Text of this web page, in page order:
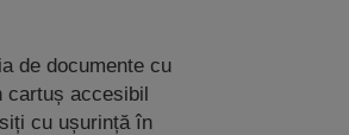
de documente cu
cartuș accesibil
cu ușurință în